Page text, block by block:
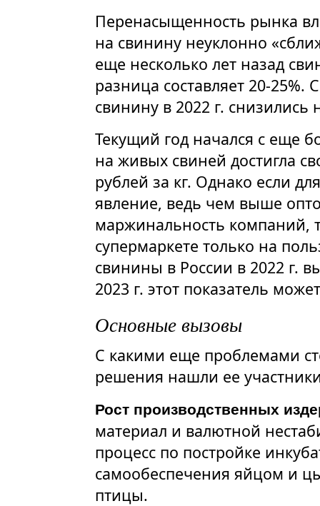
Перенасыщенность рынка
на свинину неуклонно
еще несколько лет назад
разница составляет 20-
свинину в 2022 г. снизились
Текущий год начался с еще
на живых свиней достигла
рублей за кг. Однако если
явление, ведь чем выше
маржинальность компаний,
супермаркете только на
свинины в России в 2022 г.
2023 г. этот показатель
Основные вызовы
С какими еще проблемами
решения нашли ее
Рост производственных
материал и валютной
процесс по постройке
самообеспечения яйцом и
птицы.